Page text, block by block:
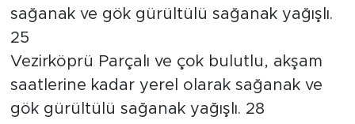
sağanak ve gök gürültülü sağanak yağışlı.
25
Vezirköprü Parçalı ve çok bulutlu, akşam
saatlerine kadar yerel olarak sağanak ve
gök gürültülü sağanak yağışlı. 28